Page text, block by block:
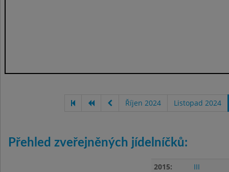
Říjen 2024 Listopad 2024
Přehled zveřejněných jídelníčků:
2015:
III